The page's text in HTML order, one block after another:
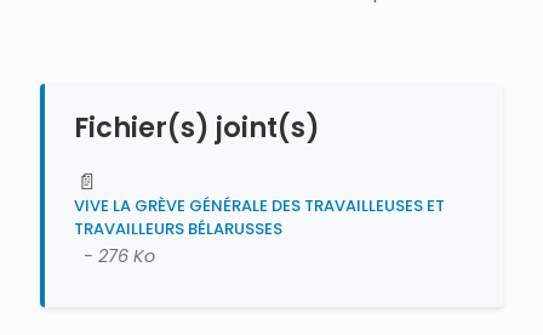
Fichier(s) joint(s)
📄
VIVE LA GRÈVE GÉNÉRALE DES TRAVAILLEUSES ET
TRAVAILLEURS BÉLARUSSES
- 276 Ko